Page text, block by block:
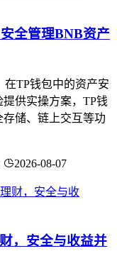
全管理BNB资产
TP钱包中的资产安
供实操方案，TP钱
储、链上交互等功
2026-08-07
，安全与收益并